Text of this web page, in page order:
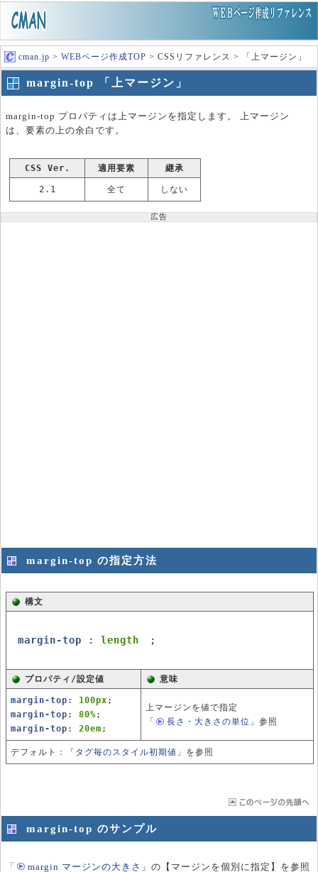
cman.jp > WEBページ作成TOP > CSSリファレンス > 「上マージン」
margin-top 「上マージン」
margin-top プロパティは上マージンを指定します。 上マージン
は、要素の上の余白です。
CSS Ver. 適用要素 継承
2.1 全て しない
広告
margin-top の指定方法
構文
margin-top : length ;
プロパティ/設定値 意味
margin-top : 100px ;
margin-top : 80% ;
margin-top : 20em ;
上マージンを値で指定
「
長さ・大きさの単位 」 参照
デフォルト：「 タグ毎のスタイル初期値 」を参照
margin-top のサンプル
「 margin マージンの大きさ 」 の【マージンを個別に指定】を参照